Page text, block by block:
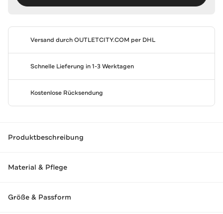
Versand durchOUTLETCITY.COM per DHL
Schnelle Lieferung in 1-3 Werktagen
Kostenlose Rücksendung
Produktbeschreibung
Material & Pflege
Größe & Passform